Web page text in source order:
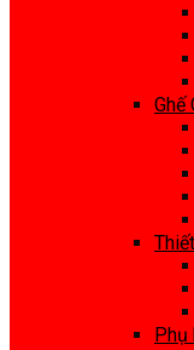
Ghế
Phụ